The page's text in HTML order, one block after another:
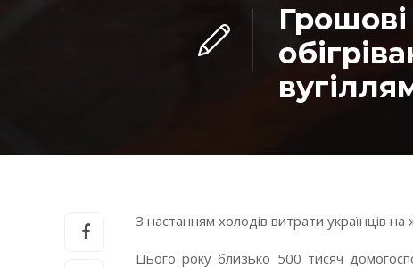
З настанням холодів витрати українців
Цього року близько 500 тисяч